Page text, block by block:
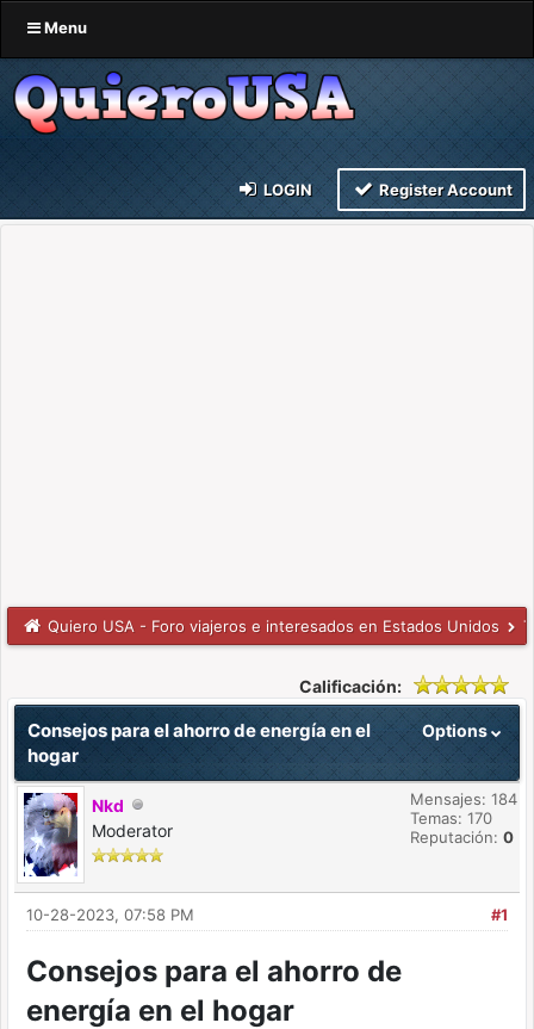
Menu
LOGIN Register Account
Quiero USA - Foro viajeros e interesados en Estados Unidos
Calificación:
Options
Consejos para el ahorro de energía en el
hogar
Nkd
Moderator
Mensajes: 184
Temas: 170
Reputación: 0
#1
10-28-2023, 07:58 PM
Consejos para el ahorro de
energía en el hogar